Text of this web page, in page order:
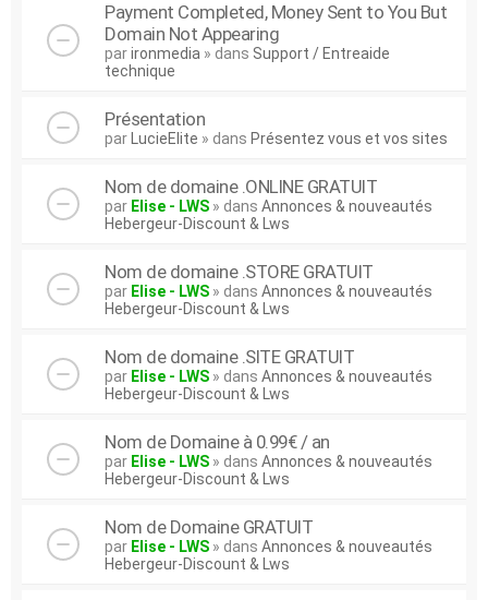
Payment Completed, Money Sent to You But
Domain Not Appearing
parironmedia » dans Support / Entreaide
technique
Présentation
par LucieElite » dans Présentez vous et vos sites
Nom de domaine .ONLINE GRATUIT
par Elise - LWS » dans Annonces & nouveautés
Hebergeur-Discount & Lws
Nom de domaine .STORE GRATUIT
par Elise - LWS » dans Annonces & nouveautés
Hebergeur-Discount & Lws
Nom de domaine .SITE GRATUIT
par Elise - LWS » dans Annonces & nouveautés
Hebergeur-Discount & Lws
Nom de Domaine à 0.99€ / an
par Elise - LWS » dans Annonces & nouveautés
Hebergeur-Discount & Lws
Nom de Domaine GRATUIT
par Elise - LWS » dans Annonces & nouveautés
Hebergeur-Discount & Lws